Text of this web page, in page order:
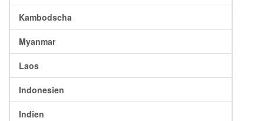
Kambodscha
Myanmar
Laos
Indonesien
Indien